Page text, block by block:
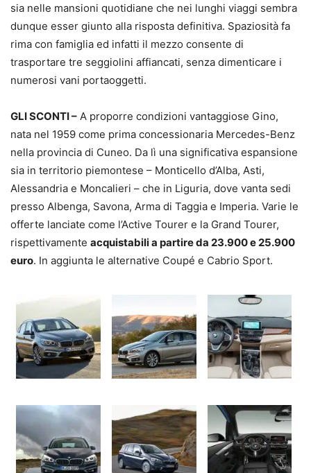
sia nelle mansioni quotidiane che nei lunghi viaggi sembra
dunque esser giunto alla risposta definitiva. Spaziosità fa
rima con famiglia ed infatti il mezzo consente di
trasportare tre seggiolini affiancati, senza dimenticare i
numerosi vani portaoggetti.
GLI SCONTI – A proporre condizioni vantaggiose Gino,
nata nel 1959 come prima concessionaria Mercedes-Benz
nella provincia di Cuneo. Da lì una significativa espansione
sia in territorio piemontese – Monticello d’Alba, Asti,
Alessandria e Moncalieri – che in Liguria, dove vanta sedi
presso Albenga, Savona, Arma di Taggia e Imperia. Varie le
offerte lanciate come l’Active Tourer e la Grand Tourer,
rispettivamente acquistabili a partire da 23.900 e 25.900
euro. In aggiunta le alternative Coupé e Cabrio Sport.